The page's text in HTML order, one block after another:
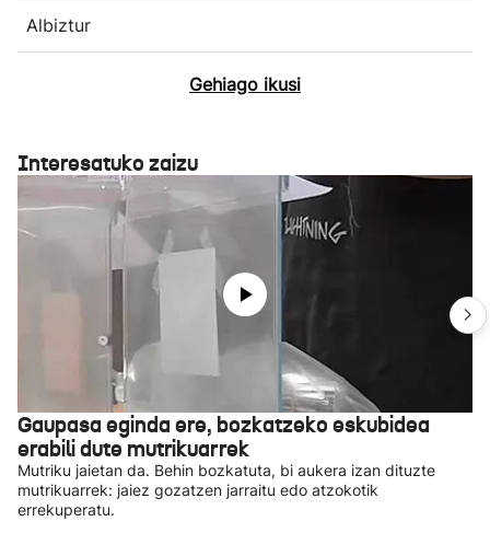
Albiztur
Gehiago ikusi
Interesatuko zaizu
Gaupasa eginda ere, bozkatzeko eskubidea
erabili dute mutrikuarrek
Mutriku jaietan da. Behin bozkatuta, bi aukera izan dituzte
mutrikuarrek: jaiez gozatzen jarraitu edo atzokotik
errekuperatu.